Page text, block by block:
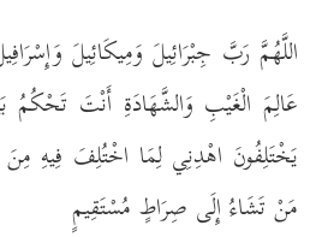
اللَّهُمَّ رَبَّ جِبْرَائِيلَ وَمِيكَائِيلَ
عَالِمَ الْغَيْبِ وَالشَّهَادَةِ أَنْتَ تَحْكُمُ
يَخْتَلِفُونَ اهْدِنِي لِمَا اخْتُلِفَ فِيهِ
مَنْ تَشَاءُ إِلَى صِرَاطٍ مُسْتَقِيمٍ